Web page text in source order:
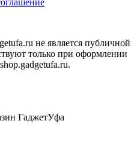
не является публичной
только при оформлении
ГаджетУфа